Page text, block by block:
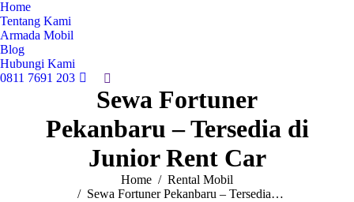
Home
Tentang Kami
Armada Mobil
Blog
Hubungi Kami
0811 7691 203
Search:
Sewa Fortuner
Pekanbaru – Tersedia di
Junior Rent Car
Home
Rental Mobil
Sewa Fortuner Pekanbaru – Tersedia…